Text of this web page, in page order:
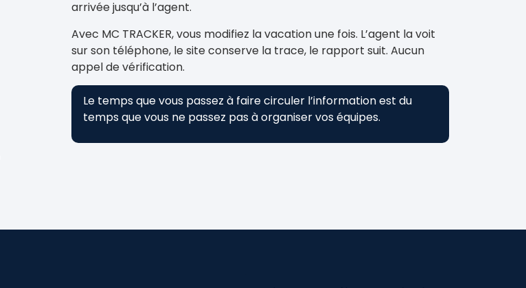
arrivée jusqu’à l’agent.
Avec MC TRACKER, vous modifiez la vacation une fois. L’agent la voit
sur son téléphone, le site conserve la trace, le rapport suit. Aucun
appel de vérification.
Le temps que vous passez à faire circuler l’information est du
temps que vous ne passez pas à organiser vos équipes.